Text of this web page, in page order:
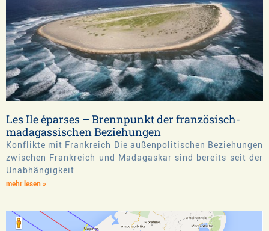
Les Ile éparses – Brennpunkt der französisch-
madagassischen Beziehungen
Konflikte mit Frankreich Die außenpolitischen Beziehungen
zwischen Frankreich und Madagaskar sind bereits seit der
Unabhängigkeit
mehr lesen »